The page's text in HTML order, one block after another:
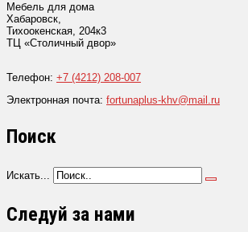
Мебель для дома
Хабаровск,
Тихоокенская, 204к3
ТЦ «Столичный двор»
Телефон: +7 (4212) 208-007
Электронная почта: fortunaplus-khv@mail.ru
Поиск
Искать...
Следуй за нами